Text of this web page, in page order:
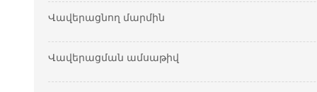
Վավերացնող մարմին
Վավերացման ամսաթիվ